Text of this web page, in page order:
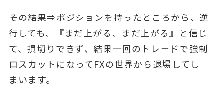
その結果⇒ポジションを持ったところから、逆
行しても、『まだ上がる、まだ上がる』と信じ
て、損切りできず、結果一回のトレードで強制
ロスカットになってFXの世界から退場してし
まいます。